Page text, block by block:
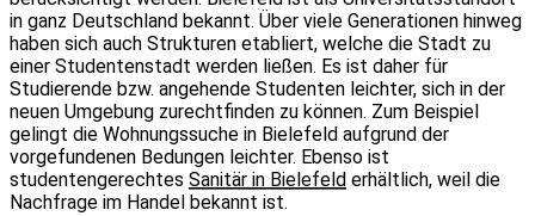
in ganz Deutschland bekannt. Über viele Generationen hinweg
haben sich auch Strukturen etabliert, welche die Stadt zu
einer Studentenstadt werden ließen. Es ist daher für
Studierende bzw. angehende Studenten leichter, sich in der
neuen Umgebung zurechtfinden zu können. Zum Beispiel
gelingt die Wohnungssuche in Bielefeld aufgrund der
vorgefundenen Bedungen leichter. Ebenso ist
studentengerechtes Sanitär in Bielefeld erhältlich, weil die
Nachfrage im Handel bekannt ist.